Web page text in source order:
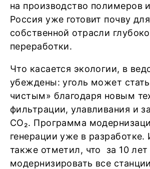
на производство полимеров
Россия уже готовит почву
собственной отрасли
переработки.
Что касается экологии, в
убеждены: уголь может
чистым» благодаря новым
фильтрации, улавливания и
СО₂. Программа
генерации уже в
также отметил, что за 10
модернизировать все